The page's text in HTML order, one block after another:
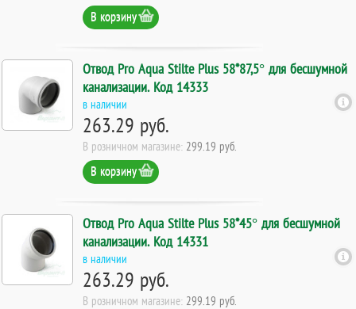
В корзину
Отвод Pro Aqua Stilte Plus 58*87,5° для бесшумной
канализации. Код 14333
в наличии
263.29 руб.
В розничном магазине: 299.19 руб.
В корзину
Отвод Pro Aqua Stilte Plus 58*45° для бесшумной
канализации. Код 14331
в наличии
263.29 руб.
В розничном магазине: 299.19 руб.